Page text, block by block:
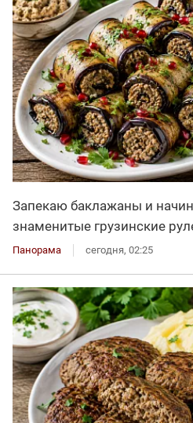
Запекаю баклажаны и
знаменитые грузинские
Панорама сегодня, 02:25